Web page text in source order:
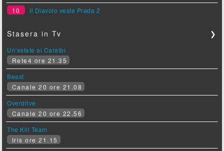
10
Il Diavolo veste Prada 2
Stasera in Tv ❯
Un'estate ai Caraibi
Rete4 ore 21.35
Beast
Canale 20 ore 21.08
Overdrive
Canale 20 ore 22.56
The Kill Team
Iris ore 21.15